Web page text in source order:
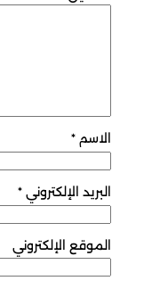
الاسم *
البريد الإلكتروني *
الموقع الإلكتروني